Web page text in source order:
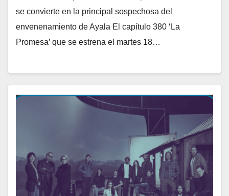
se convierte en la principal sospechosa del
envenenamiento de Ayala El capítulo 380 ‘La
Promesa’ que se estrena el martes 18…